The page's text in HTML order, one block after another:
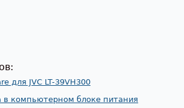
для JVC LT-39VH300
компьютерном блоке питания